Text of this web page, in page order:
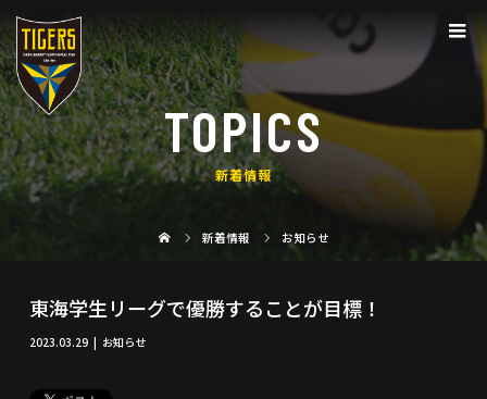
TOPICS
新着情報
新着情報 お知らせ
東海学生リーグで優勝することが目標！
2023.03.29 お知らせ